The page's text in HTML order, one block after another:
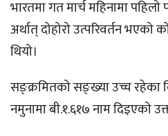
भारतमा गत मार्च महिनामा
अर्थात् दोहोरो उत्परिवर्तन भएको
थियो।
सङ्क्रमितको सङ्ख्या उच्च रहेका
नमुनामा बी.१.६१७ नाम दिइएको